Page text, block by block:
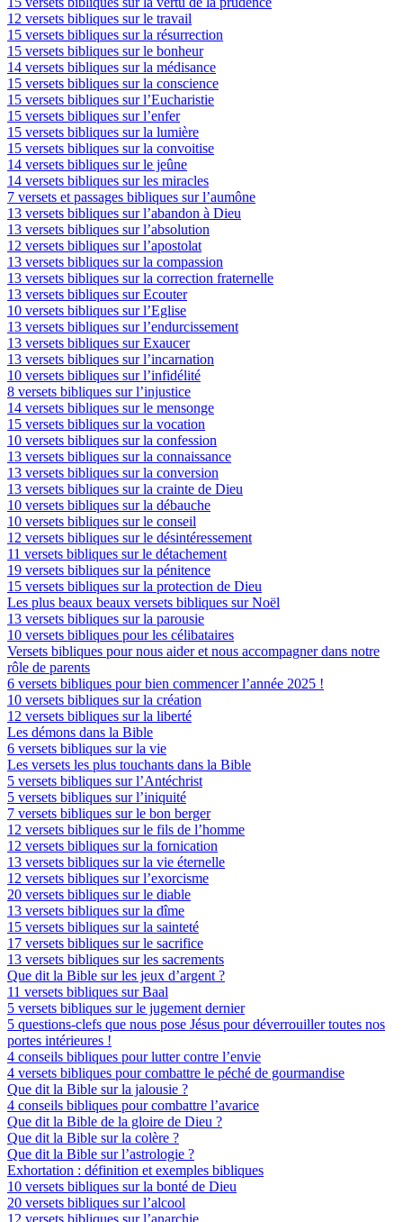
12 versets bibliques sur le travail
15 versets bibliques sur la résurrection
15 versets bibliques sur le bonheur
14 versets bibliques sur la médisance
15 versets bibliques sur la conscience
15 versets bibliques sur l’Eucharistie
15 versets bibliques sur l’enfer
15 versets bibliques sur la lumière
15 versets bibliques sur la convoitise
14 versets bibliques sur le jeûne
14 versets bibliques sur les miracles
7 versets et passages bibliques sur l’aumône
13 versets bibliques sur l’abandon à Dieu
13 versets bibliques sur l’absolution
12 versets bibliques sur l’apostolat
13 versets bibliques sur la compassion
13 versets bibliques sur la correction fraternelle
13 versets bibliques sur Ecouter
10 versets bibliques sur l’Eglise
13 versets bibliques sur l’endurcissement
13 versets bibliques sur Exaucer
13 versets bibliques sur l’incarnation
10 versets bibliques sur l’infidélité
8 versets bibliques sur l’injustice
14 versets bibliques sur le mensonge
15 versets bibliques sur la vocation
10 versets bibliques sur la confession
13 versets bibliques sur la connaissance
13 versets bibliques sur la conversion
13 versets bibliques sur la crainte de Dieu
10 versets bibliques sur la débauche
10 versets bibliques sur le conseil
12 versets bibliques sur le désintéressement
11 versets bibliques sur le détachement
19 versets bibliques sur la pénitence
15 versets bibliques sur la protection de Dieu
Les plus beaux beaux versets bibliques sur Noël
13 versets bibliques sur la parousie
10 versets bibliques pour les célibataires
Versets bibliques pour nous aider et nous accompagner dans notre
rôle de parents
6 versets bibliques pour bien commencer l’année 2025 !
10 versets bibliques sur la création
12 versets bibliques sur la liberté
Les démons dans la Bible
6 versets bibliques sur la vie
Les versets les plus touchants dans la Bible
5 versets bibliques sur l’Antéchrist
5 versets bibliques sur l’iniquité
7 versets bibliques sur le bon berger
12 versets bibliques sur le fils de l’homme
12 versets bibliques sur la fornication
13 versets bibliques sur la vie éternelle
12 versets bibliques sur l’exorcisme
20 versets bibliques sur le diable
13 versets bibliques sur la dîme
15 versets bibliques sur la sainteté
17 versets bibliques sur le sacrifice
13 versets bibliques sur les sacrements
Que dit la Bible sur les jeux d’argent ?
11 versets bibliques sur Baal
5 versets bibliques sur le jugement dernier
5 questions-clefs que nous pose Jésus pour déverrouiller toutes nos
portes intérieures !
4 conseils bibliques pour lutter contre l’envie
4 versets bibliques pour combattre le péché de gourmandise
Que dit la Bible sur la jalousie ?
4 conseils bibliques pour combattre l’avarice
Que dit la Bible de la gloire de Dieu ?
Que dit la Bible sur la colère ?
Que dit la Bible sur l’astrologie ?
Exhortation : définition et exemples bibliques
10 versets bibliques sur la bonté de Dieu
20 versets bibliques sur l’alcool
12 versets bibliques sur l’anarchie